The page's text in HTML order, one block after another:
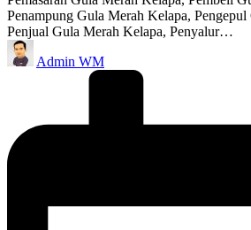
Penampung Gula Merah Kelapa,
Penjual Gula Merah Kelapa, Penyalur…
Posted
by
Admin WM